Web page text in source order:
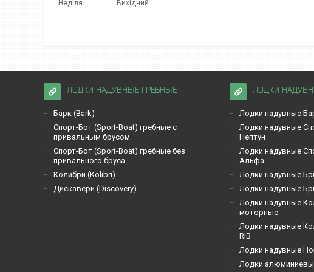
Неділя Вихідний
ЛОДКИ НАДУВНЫЕ ГРЕБНЫЕ
Барк (Bark)
Спорт-Бот (Sport-Boat) гребные с
привальным брусом
Спорт-Бот (Sport-Boat) гребные без
привального бруса.
Кoлибри (Kolibri)
Дискавери (Discoverу)
ЛОДКИ
Лодки надувные
Лодки надувные
Нептун
Лодки надувные
Альфа
Лодки надувные
Лодки надувные
Лодки надувные
моторные
Лодки надувные
RIB
Лодки надувные
Лодки